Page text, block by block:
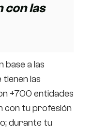
con las
base a las
las
+700 entidades
con tu profesión
durante tu